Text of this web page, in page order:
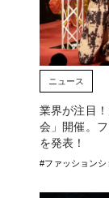
ニュース
業界が注目
会」開催。
を発表！
#ファッションシ